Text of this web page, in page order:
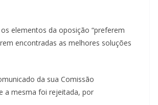
elementos da oposição “preferem
encontradas as melhores soluções
da sua Comissão
a mesma foi rejeitada, por
sacristia da Igreja de Santa Maria?!…